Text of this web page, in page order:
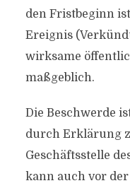
den Fristbeginn
Ereignis
wirksame
maßgeblich.
Die Beschwerde
durch Erklärung
Geschäftsstelle
kann auch vor der